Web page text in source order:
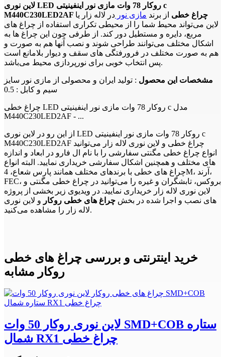
لاین نوری LED روکار 78 وات مازی نور اینفینیتی c
M440C230LED2AF چراغ خطی از برند مازی نور در لاله زار یا
لاین می‌تواند محیط شما را از محیطی تکراری استفاده از چراغ های
مربع، دایره و مستطیل دور کند. از طرفی چون این چراغ ها به
اشکال مختلف می‌توانند طراحی شوند و نصب آنها هم به صورت و
هم به صورت مختلف در فرورفتگی های سقف و دیوار بلامانع است
پس انتخاب خوبی برای نورپردازی محیط می‌باشد.
مشخصات این محصول : تولید ایران و محصولی از مازی نور سایز
سیم و کابل : 0.5
چراغ خطی LED روکار 78 وات مازی نور اینفینیتی c مدل
M440C230LED2AF - ...
از این رو در لاین نوری LED روکار 78 وات مازی نور اینفینیتی c
M440C230LED2AF چراغ خطی و لاین نوری لاله زار می‌توانید
انواع چراغ خطی مگنتی سفارشی را با نام ال فارو در ابعاد و اندازه
های مختلف و همچنین اشکال سفارشی خریداری نمایید. البته انواع
چراغ های خطی با برندهای مختلف همانند پارس شعاع، 4M، آرند،
FEC، بروکس، تابشگران و غیره را می‌توانید در چراغ خطی مگنتی و
لاین نوری لاله زار خریداری نمایید. در ویدیوی زیر بخشی از پروژه
های نصب و اجرا شده در بخش چراغ های خطی روکار و لاین نوری
لاله زار را مشاهده می‌کنید.
خرید اینترنتی و بررسی چراغ های خطی
روکار مشابه
لاین نوری روکار 50 وات SMD+COB ستاره
شمال RX1 چراغ خطی